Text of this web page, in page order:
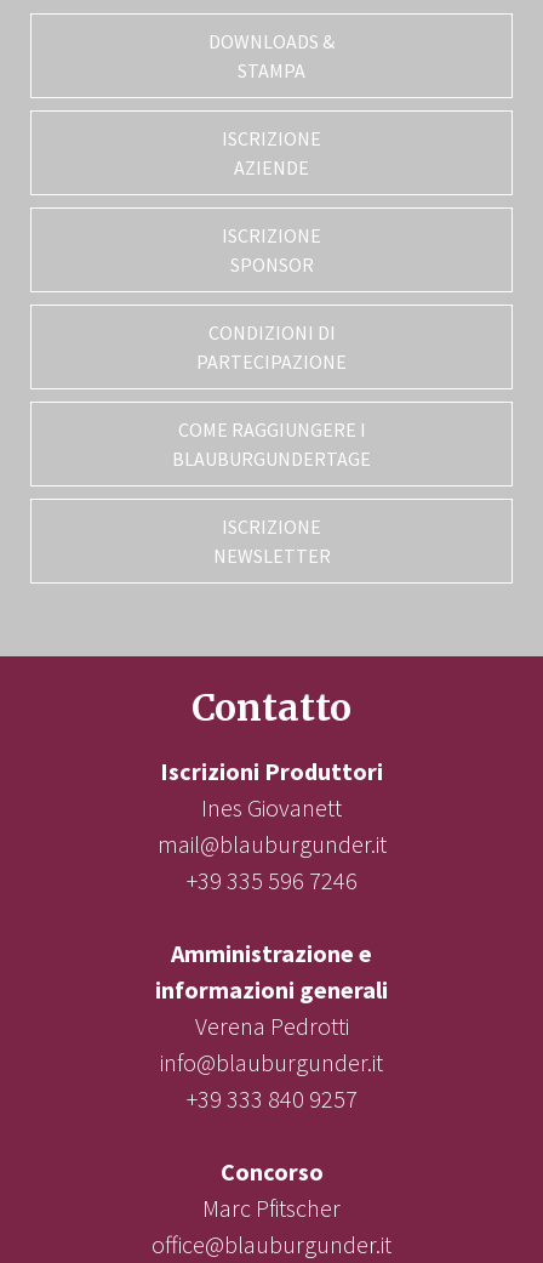
DOWNLOADS &
STAMPA
ISCRIZIONE
AZIENDE
ISCRIZIONE
SPONSOR
CONDIZIONI DI
PARTECIPAZIONE
COME RAGGIUNGERE I
BLAUBURGUNDERTAGE
ISCRIZIONE
NEWSLETTER
Contatto
Iscrizioni Produttori
Ines Giovanett
mail@blauburgunder.it
+39 335 596 7246
Amministrazione e
informazioni generali
Verena Pedrotti
info@blauburgunder.it
+39 333 840 9257
Concorso
Marc Pfitscher
office@blauburgunder.it